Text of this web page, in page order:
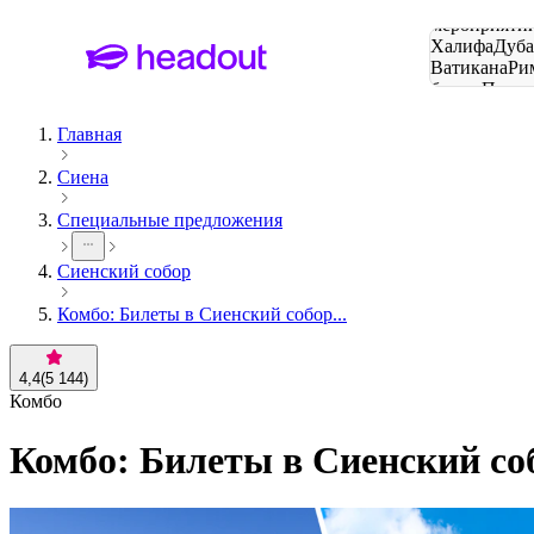
Халифа
Ватикана
башня
Главная
Сиена
Специальные предложения
Сиенский собор
Комбо: Билеты в Сиенский собор...
4,4(5 144)
Комбо
Комбо: Билеты в Сиенский